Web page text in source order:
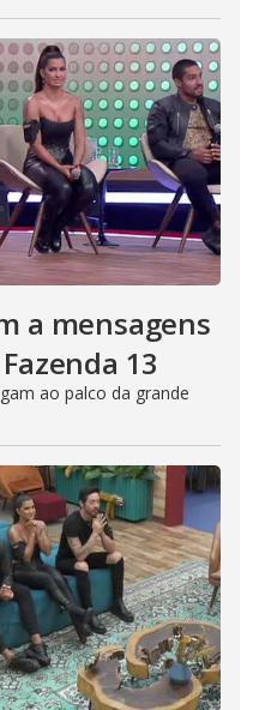
a mensagens
13
ao palco da grande